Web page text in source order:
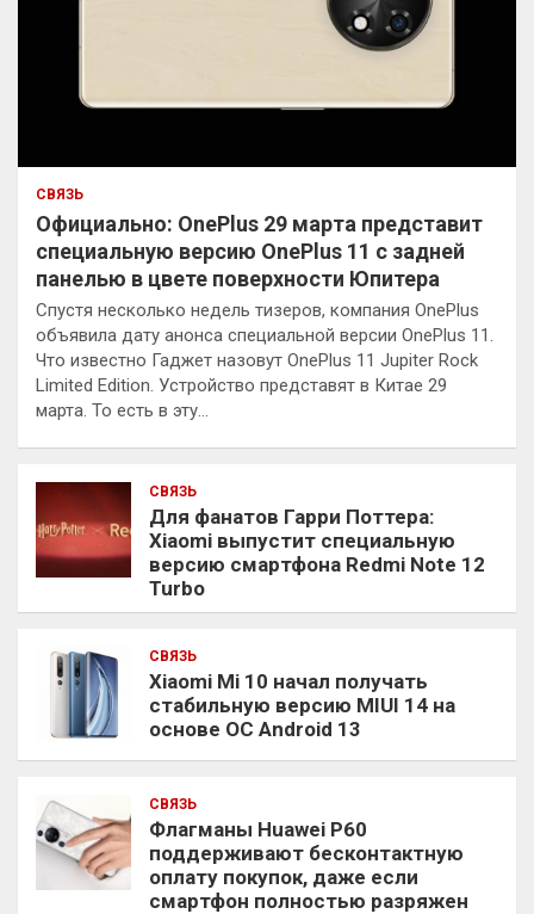
СВЯЗЬ
Официально: OnePlus 29 марта представит
специальную версию OnePlus 11 с задней
панелью в цвете поверхности Юпитера
Спустя несколько недель тизеров, компания OnePlus
объявила дату анонса специальной версии OnePlus 11.
Что известно Гаджет назовут OnePlus 11 Jupiter Rock
Limited Edition. Устройство представят в Китае 29
марта. То есть в эту…
СВЯЗЬ
Для фанатов Гарри Поттера:
Xiaomi выпустит специальную
версию смартфона Redmi Note 12
Turbo
СВЯЗЬ
Xiaomi Mi 10 начал получать
стабильную версию MIUI 14 на
основе ОС Android 13
СВЯЗЬ
Флагманы Huawei P60
поддерживают бесконтактную
оплату покупок, даже если
смартфон полностью разряжен